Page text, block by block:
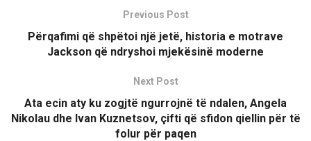
Previous Post
Përqafimi që shpëtoi një jetë, historia e motrave
Jackson që ndryshoi mjekësinë moderne
Next Post
Ata ecin aty ku zogjtë ngurrojnë të ndalen, Angela
Nikolau dhe Ivan Kuznetsov, çifti që sfidon qiellin për të
folur për paqen